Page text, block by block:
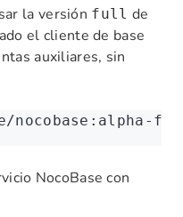
la versión full de
el cliente de base
auxiliares, sin
nocobase:alpha-
NocoBase con